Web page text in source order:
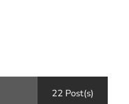
22 Post(s)